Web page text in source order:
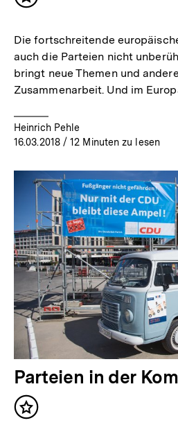
Die fortschreitende
auch die Parteien nicht
bringt neue Themen und
Zusammenarbeit. Und im
Heinrich Pehle
16.03.2018/ 12 Minuten zu lesen
Parteien in der
Inhalt